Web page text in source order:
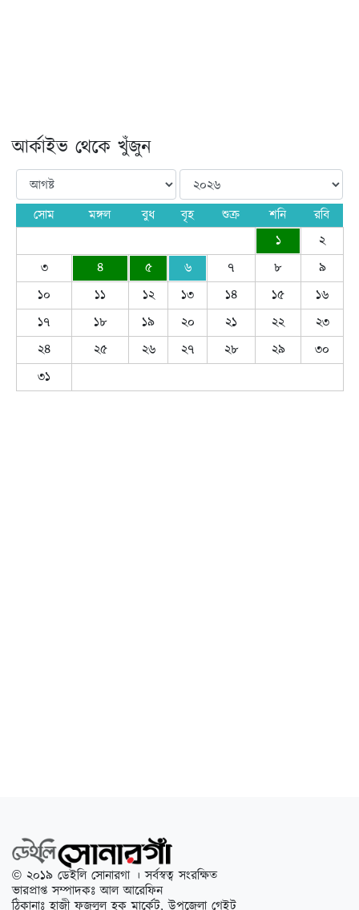
আর্কাইভ থেকে খুঁজুন
সোম মঙ্গল বুধ বৃহ শুক্র শনি
রবি
১
২
৩
৪ ৫ ৬ ৭ ৮
৯
১০
১১ ১২ ১৩ ১৪ ১৫
১৬
১৭
১৮ ১৯ ২০ ২১ ২২
২৩
২৪
২৫ ২৬ ২৭ ২৮ ২৯
৩০
৩১
© ২০১৯ ডেইলি সোনারগা । সর্বস্বত্ব সংরক্ষিত
ভারপ্রাপ্ত সম্পাদকঃ আল আরেফিন